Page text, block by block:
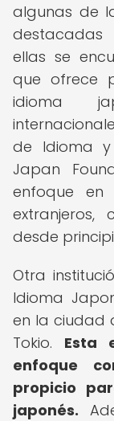
algunas de
destacadas
ellas se
que ofrece
idioma
de Idioma y
Japan
enfoque en
desde
Otra
Idioma
en la ciudad
Tokio. Esta
enfoque
propicio
japonés.